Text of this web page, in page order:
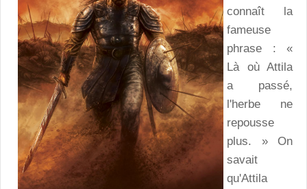
connaît la
fameuse
phrase : «
Là où Attila
a passé,
l'herbe ne
repousse
plus. » On
savait
qu'Attila